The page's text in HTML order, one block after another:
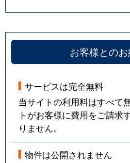
お客様との
サービスは完全無料
当サイトの利用料はすべて
トがお客様に費用をご請求
りません。
物件は公開されません